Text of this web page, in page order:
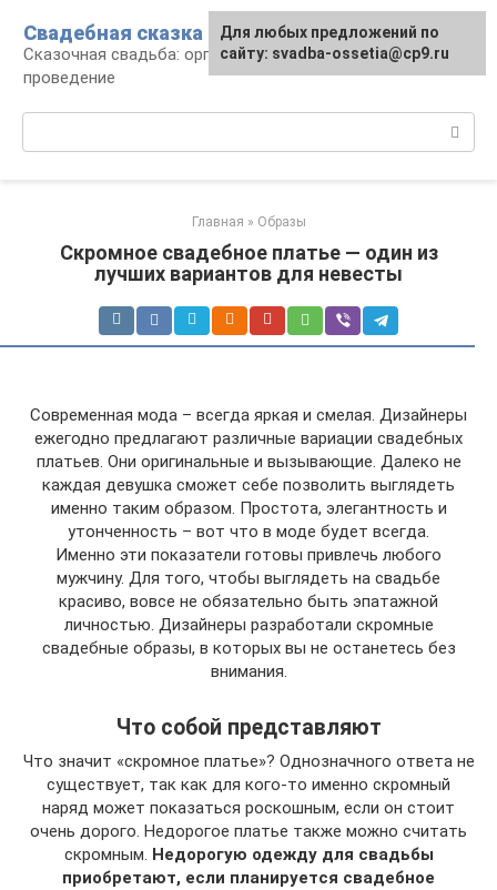
контенту
Свадебная сказка
Сказочная свадьба: организация и
проведение
Главная » Образы
Скромное свадебное платье — один из
лучших вариантов для невесты
Современная мода – всегда яркая и смелая. Дизайнеры
ежегодно предлагают различные вариации свадебных
платьев. Они оригинальные и вызывающие. Далеко не
каждая девушка сможет себе позволить выглядеть
именно таким образом. Простота, элегантность и
утонченность – вот что в моде будет всегда.
Именно эти показатели готовы привлечь любого
мужчину. Для того, чтобы выглядеть на свадьбе
красиво, вовсе не обязательно быть эпатажной
личностью. Дизайнеры разработали скромные
свадебные образы, в которых вы не останетесь без
внимания.
Что собой представляют
Что значит «скромное платье»? Однозначного ответа не
существует, так как для кого-то именно скромный
наряд может показаться роскошным, если он стоит
очень дорого. Недорогое платье также можно считать
скромным. Недорогую одежду для свадьбы
приобретают, если планируется свадебное
Для любых предложений по
сайту: svadba-ossetia@cp9.ru